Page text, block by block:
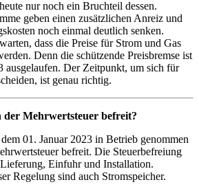
nur noch ein Bruchteil dessen.
geben einen zusätzlichen Anreiz und
noch einmal deutlich senken.
dass die Preise für Strom und Gas
Denn die schützende Preisbremse ist
ausgelaufen. Der Zeitpunkt, um sich für
ist genau richtig.
der Mehrwertsteuer befreit?
01. Januar 2023 in Betrieb genommen
befreit. Die Steuerbefreiung
Einfuhr und Installation.
Regelung sind auch Stromspeicher.